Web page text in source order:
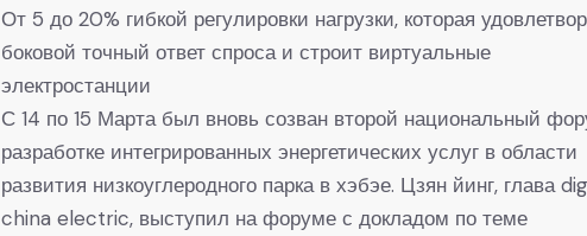
От 5 до 20% гибкой регулировки нагрузки, которая
боковой точный ответ спроса и строит виртуальные
электростанции
С 14 по 15 Марта был вновь созван второй национальный
разработке интегрированных энергетических услуг в области
развития низкоуглеродного парка в хэбэе. Цзян йинг, глава
china electric, выступил на форуме с докладом по теме